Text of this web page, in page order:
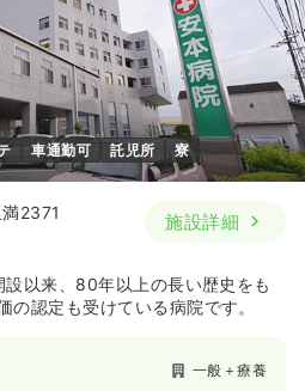
車通勤可 託児所 寮
2371
施設詳細
以来、80年以上の長い歴史をも
の認定も受けている病院です。
一般＋療養